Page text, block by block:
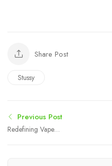
Share Post
Stussy
Previous Post
Redefining Vape